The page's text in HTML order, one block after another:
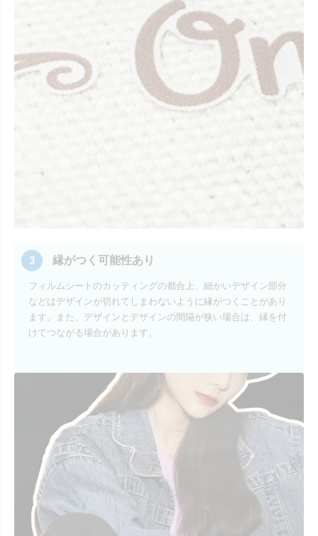
3 縁がつく可能性あり
フィルムシートのカッティングの都合上、細かいデザイン部分
などはデザインが切れてしまわないように縁がつくことがあり
ます。また、デザインとデザインの間隔が狭い場合は、縁を付
けてつながる場合があります。